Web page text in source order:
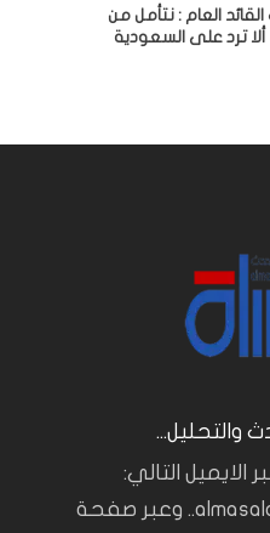
العام : نتأمل من
ألا ترد على السعودية
والتحليل...
الايميل التالي:
almasalahsources@gmail.com.. وعبر صفحة